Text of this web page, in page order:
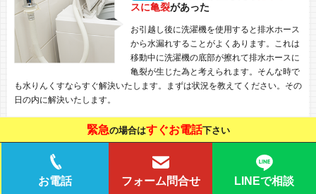
スに亀裂があった
お引越し後に洗濯機を使用すると排水ホース
から水漏れすることがよくあります。これは
移動中に洗濯機の底部が擦れて排水ホースに
亀裂が生じた為と考えられます。そんな時で
も水りんくすならすぐ解決いたします。まずは状況を教えてください。その
日の内に解決いたします。
よくある質問
緊急の場合はすぐお電話下さい
お電話 フォーム問合せ LINEで相談